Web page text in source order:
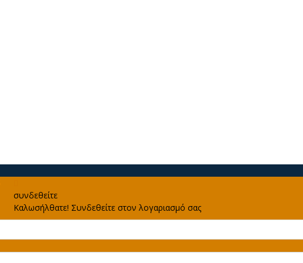
συνδεθείτε
Καλωσήλθατε! Συνδεθείτε στον λογαριασμό σας